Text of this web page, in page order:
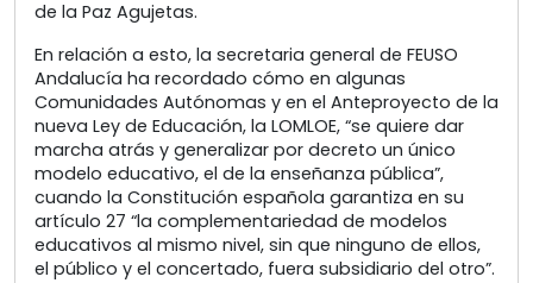
de la Paz Agujetas.
En relación a esto, la secretaria general de FEUSO
Andalucía ha recordado cómo en algunas
Comunidades Autónomas y en el Anteproyecto de la
nueva Ley de Educación, la LOMLOE, “se quiere dar
marcha atrás y generalizar por decreto un único
modelo educativo, el de la enseñanza pública”,
cuando la Constitución española garantiza en su
artículo 27 “la complementariedad de modelos
educativos al mismo nivel, sin que ninguno de ellos,
el público y el concertado, fuera subsidiario del otro”.